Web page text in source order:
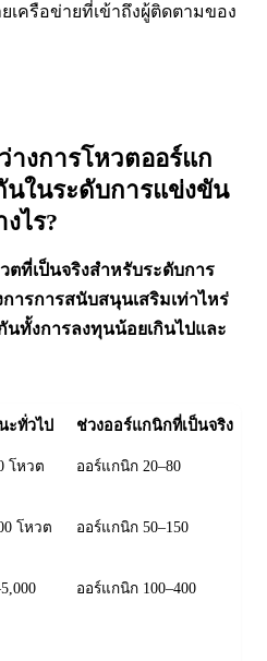
ยเครือข่ายที่เข้าถึงผู้ติดตามของ
งการโหวตออร์แก
นในระดับการแข่งขัน
ไร?
ตที่เป็นจริงสำหรับระดับการ
รการสนับสนุนเสริมเท่าไหร่
ทั้งการลงทุนน้อยเกินไปและ
ะทั่วไป ช่วงออร์แกนิกที่เป็นจริง
โหวต ออร์แกนิก 20–80
โหวต ออร์แกนิก 50–150
ออร์แกนิก 100–400